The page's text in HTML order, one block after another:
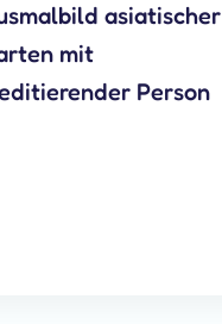
asiatischer
mit
Person